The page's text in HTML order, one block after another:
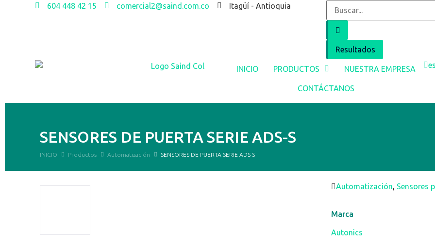
604 448 42 15 comercial2@saind.com.co Itagüí - Antioquia
Resultados
INICIO PRODUCTOS NUESTRA EMPRESA
CONTÁCTANOS
SENSORES DE PUERTA SERIE ADS-S
INICIO Productos Automatización SENSORES DE PUERTA SERIE ADS-S
Automatización, Sensores
Marca
Autonics